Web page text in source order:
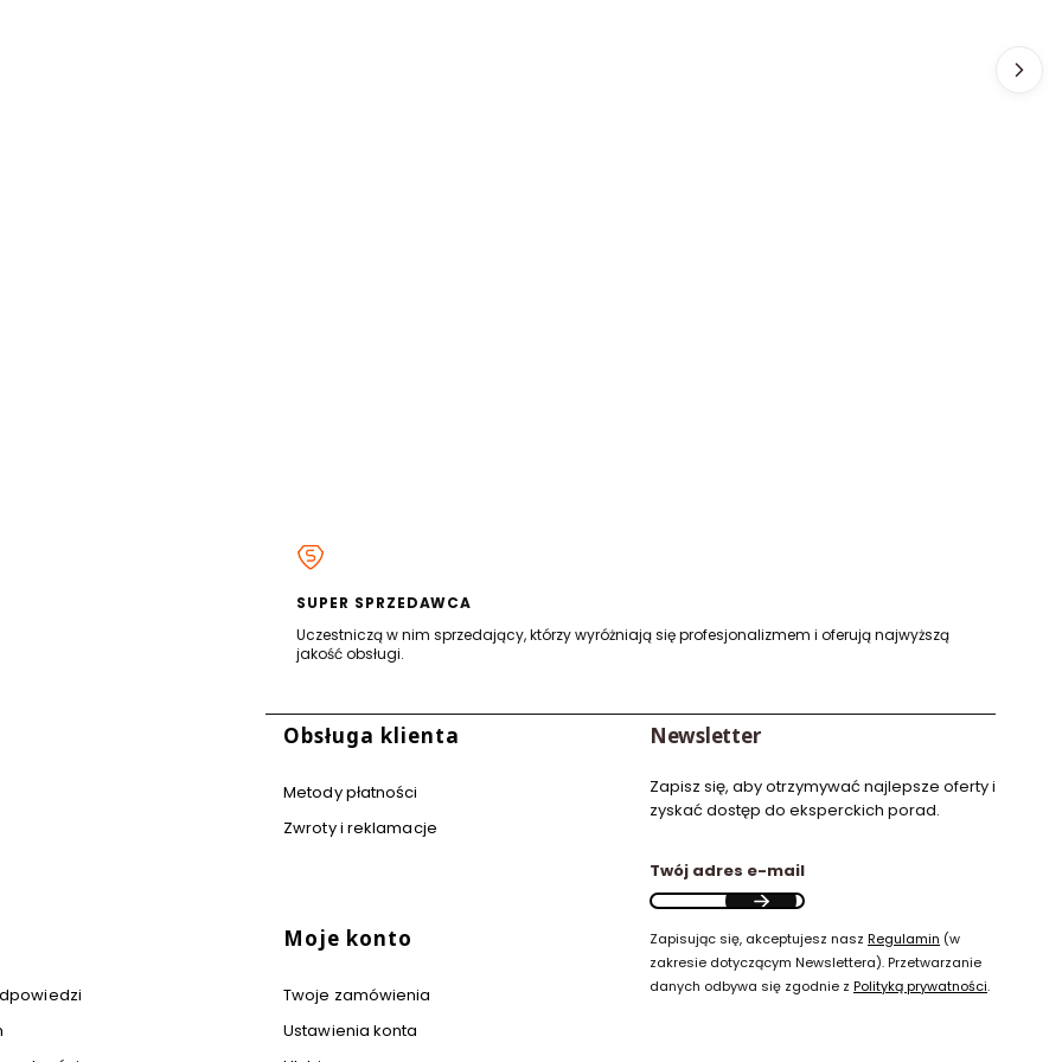
SUPER SPRZEDAWCA
Uczestniczą w nim sprzedający, którzy wyróżniają się profesjonalizmem i oferują najwyższą
jakość obsługi.
Obsługa klienta
Metody płatności
Zwroty i reklamacje
Moje konto
Twoje zamówienia
Ustawienia konta
Newsletter
Zapisz się, aby otrzymywać najlepsze oferty i
zyskać dostęp do eksperckich porad.
Twój adres e-mail
Zapisując się, akceptujesz nasz Regulamin (w
zakresie dotyczącym Newslettera). Przetwarzanie
danych odbywa się zgodnie z Polityką prywatności.